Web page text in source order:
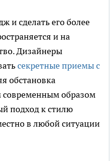
и сделать его более
и на
Дизайнеры
секретные приемы с
обстановка
современным образом
подход к стилю
в любой ситуации